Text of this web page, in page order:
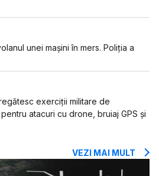
unei mașini în mers. Poliția a
exerciții militare de
atacuri cu drone, bruiaj GPS și
VEZI MAI MULT